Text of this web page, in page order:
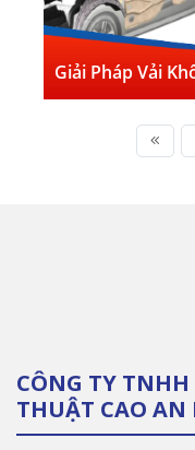
CÔNG TY
THUẬT CAO AN